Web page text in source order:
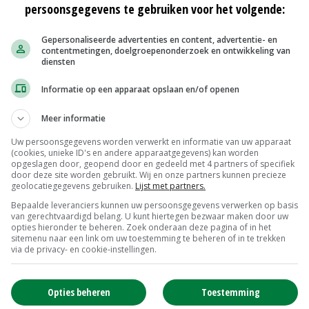
zoals de provincie, gemeenten en
Brabant gaat het om circa 2.000 hectare grond. ‘Dit
moderne boer die rekening houdt met zijn omgeving
worden ingevuld. Zo’n 150 Brabantse
zich al twaalf enthousiaste ondernemers
Brabant (GOB).
dat boeren straks op regionaal niveau hun
Schrauwen. ‘De richtlijnen daarvoor willen we
persoonsgegevens te gebruiken voor het volgende:
Gepersonaliseerde advertenties en content, advertentie- en
contentmetingen, doelgroepenonderzoek en ontwikkeling van
diensten
Informatie op een apparaat opslaan en/of openen
Meer informatie
Uw persoonsgegevens worden verwerkt en informatie van uw apparaat
(cookies, unieke ID's en andere apparaatgegevens) kan worden
opgeslagen door, geopend door en gedeeld met 4 partners of specifiek
door deze site worden gebruikt. Wij en onze partners kunnen precieze
geolocatiegegevens gebruiken. Lijst met partners.
Bepaalde leveranciers kunnen uw persoonsgegevens verwerken op basis
van gerechtvaardigd belang. U kunt hiertegen bezwaar maken door uw
opties hieronder te beheren. Zoek onderaan deze pagina of in het
sitemenu naar een link om uw toestemming te beheren of in te trekken
via de privacy- en cookie-instellingen.
Toestemming
Opties beheren